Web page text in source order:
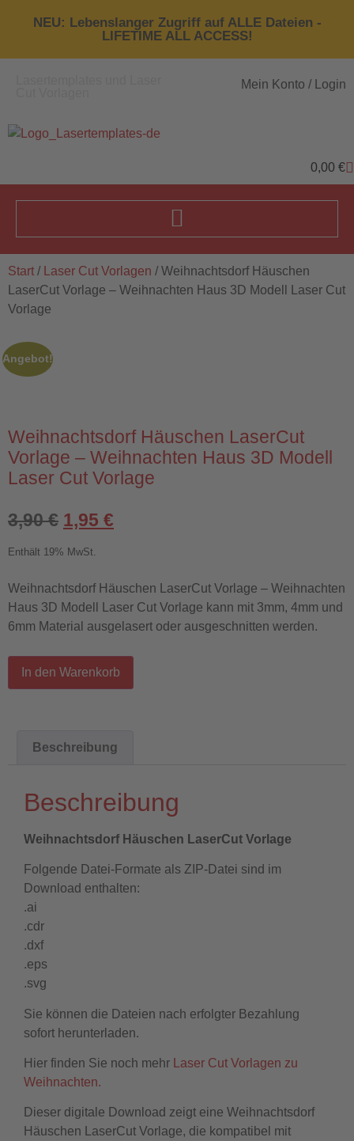
NEU: Lebenslanger Zugriff auf ALLE Dateien -
LIFETIME ALL ACCESS!
Mein Konto / Login
0,00 €
Start / Laser Cut Vorlagen / Weihnachtsdorf Häuschen
LaserCut Vorlage – Weihnachten Haus 3D Modell Laser Cut
Vorlage
Angebot!
Weihnachtsdorf Häuschen LaserCut
Vorlage – Weihnachten Haus 3D Modell
Laser Cut Vorlage
3,90€ 1,95 €
Enthält 19% MwSt.
Weihnachtsdorf Häuschen LaserCut Vorlage – Weihnachten
Haus 3D Modell Laser Cut Vorlage kann mit 3mm, 4mm und
6mm Material ausgelasert oder ausgeschnitten werden.
In den Warenkorb
Beschreibung
Beschreibung
Weihnachtsdorf Häuschen LaserCut Vorlage
Folgende Datei-Formate als ZIP-Datei sind im
Download enthalten:
.ai
.cdr
.dxf
.eps
.svg
Sie können die Dateien nach erfolgter Bezahlung
sofort herunterladen.
Hier finden Sie noch mehr
Laser Cut Vorlagen zu
Weihnachten.
Dieser digitale Download zeigt eine Weihnachtsdorf
Häuschen LaserCut Vorlage, die kompatibel mit